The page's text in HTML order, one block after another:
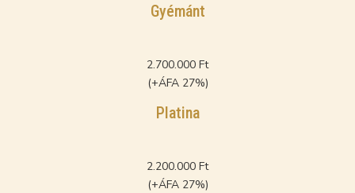
Gyémánt
2.700.000 Ft
(+ÁFA 27%)
Platina
2.200.000 Ft
(+ÁFA 27%)